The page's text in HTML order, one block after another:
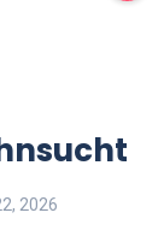
2026